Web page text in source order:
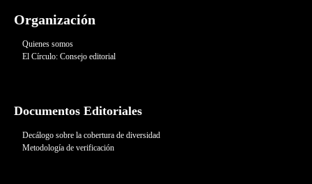
Organización
Quienes somos
El Círculo: Consejo editorial
Documentos Editoriales
Decálogo sobre la cobertura de diversidad
Metodología de verificación